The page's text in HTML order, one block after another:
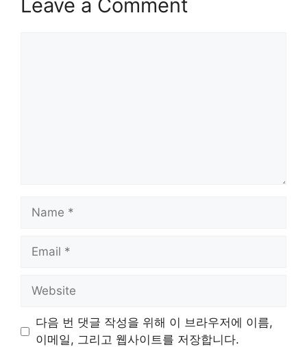
Leave a Comment
Name
Email
Website
다음 번 댓글 작성을 위해 이 브라우저에 이름,
이메일, 그리고 웹사이트를 저장합니다.